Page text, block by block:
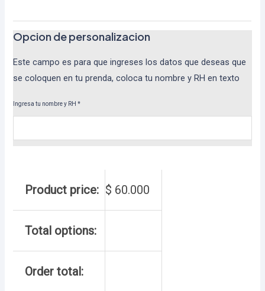
Opcion de personalizacion
Este campo es para que ingreses los datos que deseas que
se coloquen en tu prenda, coloca tu nombre y RH en texto
Ingresa tu nombre y RH*
Product price: $ 60.000
Total options:
Order total: